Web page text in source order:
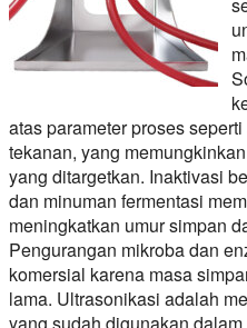
atas parameter proses
tekanan, yang
yang ditargetkan. Inaktivasi
dan minuman fermentasi
meningkatkan umur simpan
Pengurangan mikroba dan
komersial karena masa
lama. Ultrasonikasi adalah